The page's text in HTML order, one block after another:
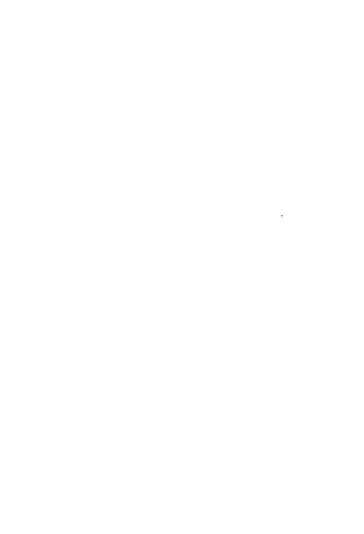
.